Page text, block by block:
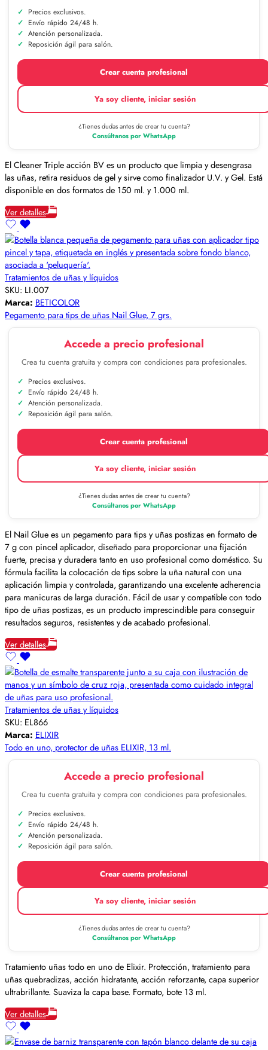
Precios exclusivos.
Envío rápido 24/48 h.
Atención personalizada.
Reposición ágil para salón.
Crear cuenta profesional
Ya soy cliente, iniciar sesión
¿Tienes dudas antes de crear tu cuenta?
Consúltanos por WhatsApp
El Cleaner Triple acción BV es un producto que limpia y desengrasa
las uñas, retira residuos de gel y sirve como finalizador U.V. y Gel. Está
disponible en dos formatos de 150 ml. y 1.000 ml.
Ver detalles
Tratamientos de uñas y líquidos
SKU: LI.007
Marca: BETICOLOR
Pegamento para tips de uñas Nail Glue, 7 grs.
Accede a precio profesional
Crea tu cuenta gratuita y compra con condiciones para profesionales.
Precios exclusivos.
Envío rápido 24/48 h.
Atención personalizada.
Reposición ágil para salón.
Crear cuenta profesional
Ya soy cliente, iniciar sesión
¿Tienes dudas antes de crear tu cuenta?
Consúltanos por WhatsApp
El Nail Glue es un pegamento para tips y uñas postizas en formato de
7 g con pincel aplicador, diseñado para proporcionar una fijación
fuerte, precisa y duradera tanto en uso profesional como doméstico. Su
fórmula facilita la colocación de tips sobre la uña natural con una
aplicación limpia y controlada, garantizando una excelente adherencia
para manicuras de larga duración. Fácil de usar y compatible con todo
tipo de uñas postizas, es un producto imprescindible para conseguir
resultados seguros, resistentes y de acabado profesional.
Ver detalles
Tratamientos de uñas y líquidos
SKU: EL866
Marca: ELIXIR
Todo en uno, protector de uñas ELIXIR, 13 ml.
Accede a precio profesional
Crea tu cuenta gratuita y compra con condiciones para profesionales.
Precios exclusivos.
Envío rápido 24/48 h.
Atención personalizada.
Reposición ágil para salón.
Crear cuenta profesional
Ya soy cliente, iniciar sesión
¿Tienes dudas antes de crear tu cuenta?
Consúltanos por WhatsApp
Tratamiento uñas todo en uno de Elixir. Protección, tratamiento para
uñas quebradizas, acción hidratante, acción reforzante, capa superior
ultrabrillante. Suaviza la capa base. Formato, bote 13 ml.
Ver detalles